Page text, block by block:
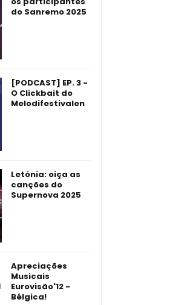
do Sanremo 2025
[PODCAST] EP. 3 -
O Clickbait do
Melodifestivalen
Letónia: oiça as
canções do
Supernova 2025
Apreciações
Musicais
Eurovisão'12 -
Bélgica!